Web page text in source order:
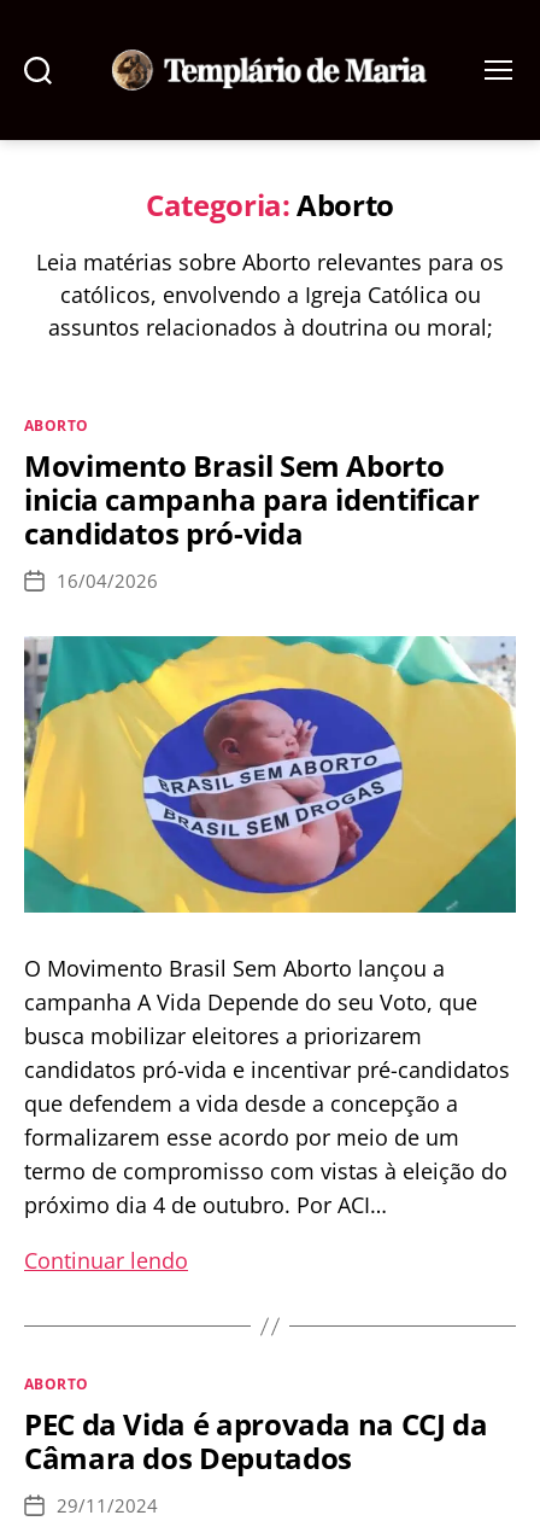
de
Categoria:Aborto
Leia matérias sobre Aborto relevantes para os
católicos, envolvendo a Igreja Católica ou
assuntos relacionados à doutrina ou moral;
Categorias
ABORTO
Movimento Brasil Sem Aborto
inicia campanha para identificar
candidatos pró-vida
Data
publicação
16/04/2026
O Movimento Brasil Sem Aborto lançou a
campanha A Vida Depende do seu Voto, que
busca mobilizar eleitores a priorizarem
candidatos pró-vida e incentivar pré-candidatos
que defendem a vida desde a concepção a
formalizarem esse acordo por meio de um
termo de compromisso com vistas à eleição do
próximo dia 4 de outubro. Por ACI…
Continuar lendo
Sem
campanha
para
Categorias
ABORTO
PEC da Vida é aprovada na CCJ da
Câmara dos Deputados
Data29/11/2024